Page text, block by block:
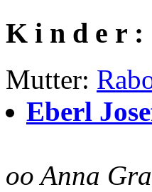
K i n d e r :
Mutter:
Eberl
oo Anna